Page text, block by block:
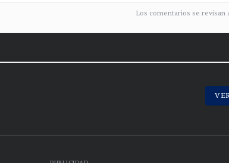
Los comentarios se revisan